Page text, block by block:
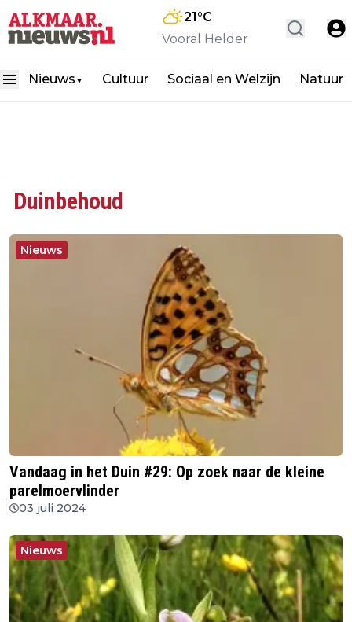
21°C
Vooral Helder
Nieuws ▼ Cultuur Sociaal en Welzijn Natuur
Duinbehoud
Nieuws
Vandaag in het Duin #29: Op zoek naar de kleine
parelmoervlinder
03 juli 2024
Nieuws